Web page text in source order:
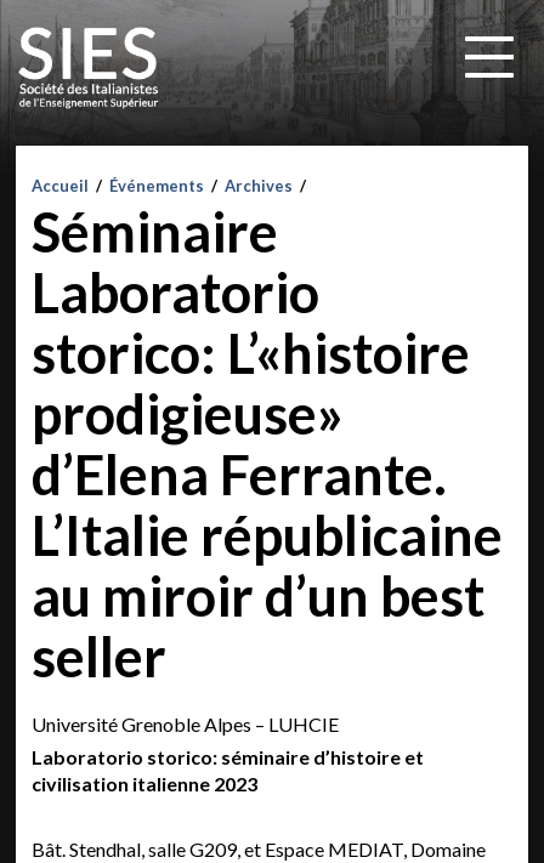
Accueil / Événements / Archives /
Séminaire
Laboratorio
storico: L’«histoire
prodigieuse»
d’Elena Ferrante.
L’Italie républicaine
au miroir d’un best
seller
Université Grenoble Alpes – LUHCIE
Laboratorio storico: séminaire d’histoire et
civilisation italienne 2023
Bât. Stendhal, salle G209, et Espace MEDIAT, Domaine